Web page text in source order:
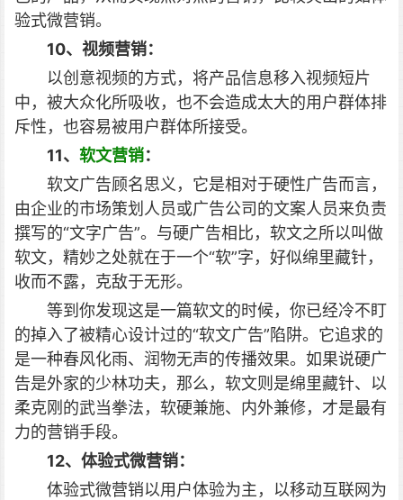
验式微营销。
10、视频营销：
以创意视频的方式，将产品信息移入视频短片
中，被大众化所吸收，也不会造成太大的用户群体排
斥性，也容易被用户群体所接受。
11、 软文营销：
软文广告顾名思义，它是相对于硬性广告而言，
由企业的市场策划人员或广告公司的文案人员来负责
撰写的“文字广告”。与硬广告相比，软文之所以叫做
软文，精妙之处就在于一个“软”字，好似绵里藏针，
收而不露，克敌于无形。
等到你发现这是一篇软文的时候，你已经冷不盯
的掉入了被精心设计过的“软文广告”陷阱。它追求的
是一种春风化雨、润物无声的传播效果。如果说硬广
告是外家的少林功夫，那么，软文则是绵里藏针、以
柔克刚的武当拳法，软硬兼施、内外兼修，才是最有
力的营销手段。
12、体验式微营销：
体验式微营销以用户体验为主，以移动互联网为